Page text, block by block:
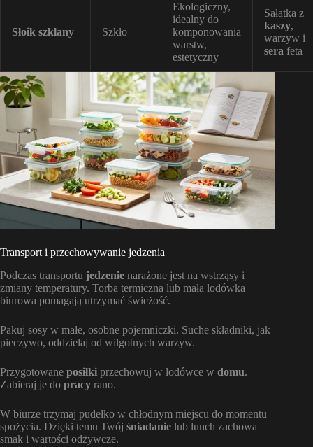
Słoik szklany Szkło
Ekologiczny,
idealny do
komponowania
warstw,
estetyczny
Sałatka z
kaszy,
warzyw i
sera feta
Transport i przechowywanie jedzenia
Podczas transportu jedzenie narażone jest na wstrząsy i
zmiany temperatury. Torba termiczna lub mała lodówka
biurowa pomagają utrzymać świeżość.
Pakuj sosy w małe, osobne pojemniczki. Suche składniki, jak
pieczywo, oddzielaj od wilgotnych warzyw.
Przygotowane posiłki przechowuj w lodówce w domu.
Zabieraj je do pracy rano.
W biurze trzymaj pudełko w chłodnym miejscu do momentu
spożycia. Dzięki temu Twój śniadanie lub lunch zachowa
smak i wartości odżywcze.